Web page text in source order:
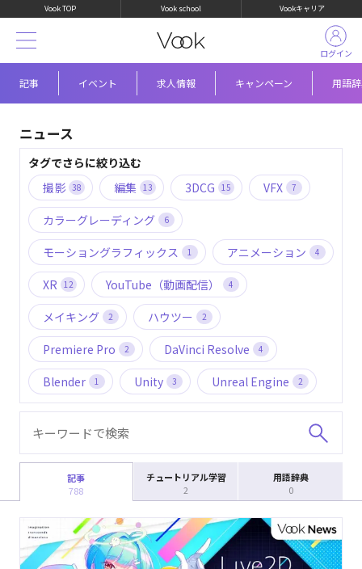
Vook TOP Vook school Vookキャリア
記事 イベント 求人情報 キャンペーン 用語
ログイン
ニュース
タグでさらに絞り込む
撮影 38 編集 13 3DCG 15 VFX 7
カラーグレーディング 6
モーショングラフィックス 1 アニメーション 4
XR 12 YouTube（動画配信） 4
メイキング 2 ハウツー 2
Premiere Pro 2 DaVinci Resolve 4
Blender 1 Unity 3 Unreal Engine 2
記事
788
チュートリアル学習
2
用語辞典
0